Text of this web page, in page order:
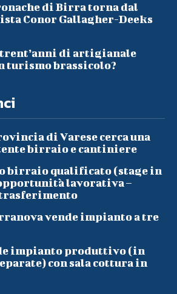
di Birra torna dal
Conor Gallagher-Deeks
di artigianale
turismo brassicolo?
di Varese cerca una
birraio e cantiniere
birraio qualificato (stage in
lavorativa –
vende impianto a tre
impianto produttivo (in
con sala cottura in